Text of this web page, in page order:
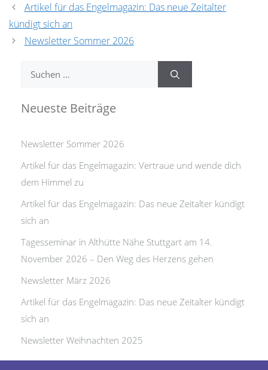
Artikel für das Engelmagazin: Das neue Zeitalter
kündigt sich an
Newsletter Sommer 2026
Suchen
Neueste Beiträge
Newsletter Sommer 2026
Artikel für das Engelmagazin: Vertraue und wende dich
dem Himmel zu
Artikel für das Engelmagazin: Das neue Zeitalter kündigt
sich an
Tagesseminar in Althütte Nähe Stuttgart am 14.
November 2026 – Den Weg des Herzens gehen
Newsletter März 2026
Artikel für das Engelmagazin: Das neue Zeitalter kündigt
sich an
Newsletter Weihnachten 2025